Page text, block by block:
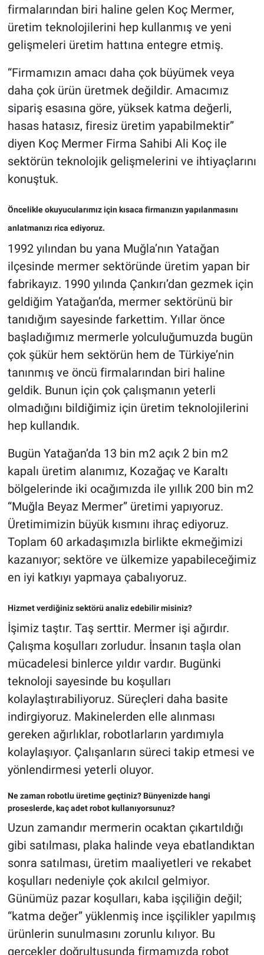
firmalarından biri haline gelen Koç Mermer,
üretim teknolojilerini hep kullanmış ve yeni
gelişmeleri üretim hattına entegre etmiş.
“Firmamızın amacı daha çok büyümek veya
daha çok ürün üretmek değildir. Amacımız
sipariş esasına göre, yüksek katma değerli,
hasas hatasız, firesiz üretim yapabilmektir”
diyen Koç Mermer Firma Sahibi Ali Koç ile
sektörün teknolojik gelişmelerini ve ihtiyaçlarını
konuştuk.
Öncelikle okuyucularımız için kısaca firmanızın yapılanmasını
anlatmanızı rica ediyoruz.
1992 yılından bu yana Muğla’nın Yatağan
ilçesinde mermer sektöründe üretim yapan bir
fabrikayız. 1990 yılında Çankırı’dan gezmek için
geldiğim Yatağan’da, mermer sektörünü bir
tanıdığım sayesinde farkettim. Yıllar önce
başladığımız mermerle yolculuğumuzda bugün
çok şükür hem sektörün hem de Türkiye’nin
tanınmış ve öncü firmalarından biri haline
geldik. Bunun için çok çalışmanın yeterli
olmadığını bildiğimiz için üretim teknolojilerini
hep kullandık.
Bugün Yatağan’da 13 bin m2 açık 2 bin m2
kapalı üretim alanımız, Kozağaç ve Karaltı
bölgelerinde iki ocağımızda ile yıllık 200 bin m2
“Muğla Beyaz Mermer” üretimi yapıyoruz.
Üretimimizin büyük kısmını ihraç ediyoruz.
Toplam 60 arkadaşımızla birlikte ekmeğimizi
kazanıyor; sektöre ve ülkemize yapabileceğimiz
en iyi katkıyı yapmaya çabalıyoruz.
Hizmet verdiğiniz sektörü analiz edebilir misiniz?
İşimiz taştır. Taş serttir. Mermer işi ağırdır.
Çalışma koşulları zorludur. İnsanın taşla olan
mücadelesi binlerce yıldır vardır. Bugünki
teknoloji sayesinde bu koşulları
kolaylaştırabiliyoruz. Süreçleri daha basite
indirgiyoruz. Makinelerden elle alınması
gereken ağırlıklar, robotlarların yardımıyla
kolaylaşıyor. Çalışanların süreci takip etmesi ve
yönlendirmesi yeterli oluyor.
Ne zaman robotlu üretime geçtiniz? Bünyenizde hangi
proseslerde, kaç adet robot kullanıyorsunuz?
Uzun zamandır mermerin ocaktan çıkartıldığı
gibi satılması, plaka halinde veya ebatlandıktan
sonra satılması, üretim maaliyetleri ve rekabet
koşulları nedeniyle çok akılcıl gelmiyor.
Günümüz pazar koşulları, kaba işçiliğin değil;
“katma değer” yüklenmiş ince işçilikler yapılmış
ürünlerin sunulmasını zorunlu kılıyor. Bu
gerçekler doğrultusunda firmamızda robot